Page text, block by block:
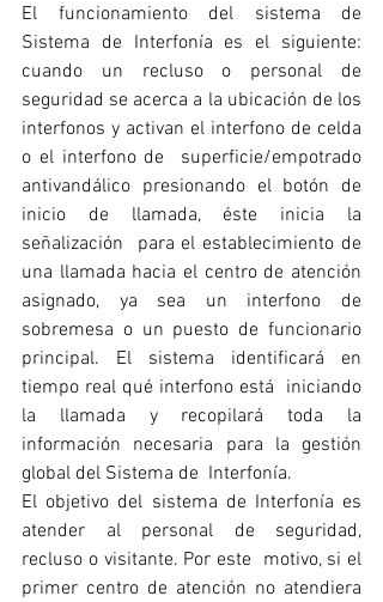
El funcionamiento del sistema de
Sistema de Interfonía es el siguiente:
cuando un recluso o personal de
seguridad se acerca a la ubicación de los
interfonos y activan el interfono de celda
o el interfono de  superficie/empotrado
antivandálico presionando el botón de
inicio de llamada, éste inicia la
señalización  para el establecimiento de
una llamada hacia el centro de atención
asignado, ya sea un interfono de
sobremesa o un puesto de funcionario
principal. El sistema identificará en
tiempo real qué interfono está  iniciando
la llamada y recopilará toda la
información necesaria para la gestión
global del Sistema de  Interfonía.
El objetivo del sistema de Interfonía es
atender al personal de seguridad,
recluso o visitante. Por este  motivo, si el
primer centro de atención no atendiera